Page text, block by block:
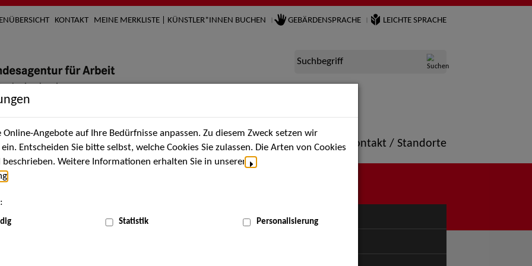
KONTAKT MEINE MERKLISTE | KÜNSTLER*INNEN BUCHEN GEBÄRDENSPRACHE LEICHTE SPRACHE
Suchbegriff
Künstler*innen Über uns Aktuelles Termine Portfolio Kontakt / Standorte
MENÜ
Angebote auf Ihre Bedürfnisse anpassen. Zu diesem Zweck setzen wir
Entscheiden Sie bitte selbst, welche Cookies Sie zulassen. Die Arten von Cookies
Weitere Informationen erhalten Sie in unserer
Statistik Personalisierung